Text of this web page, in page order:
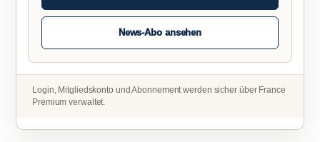
News-Abo ansehen
Login, Mitgliedskonto und Abonnement werden sicher über France
Premium verwaltet.